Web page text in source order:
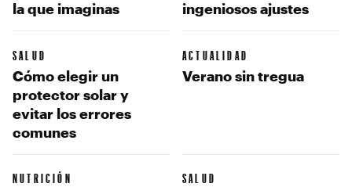
la que imaginas
ingeniosos ajustes
SALUD
Cómo elegir un
protector solar y
evitar los errores
comunes
ACTUALIDAD
Verano sin tregua
NUTRICIÓN SALUD